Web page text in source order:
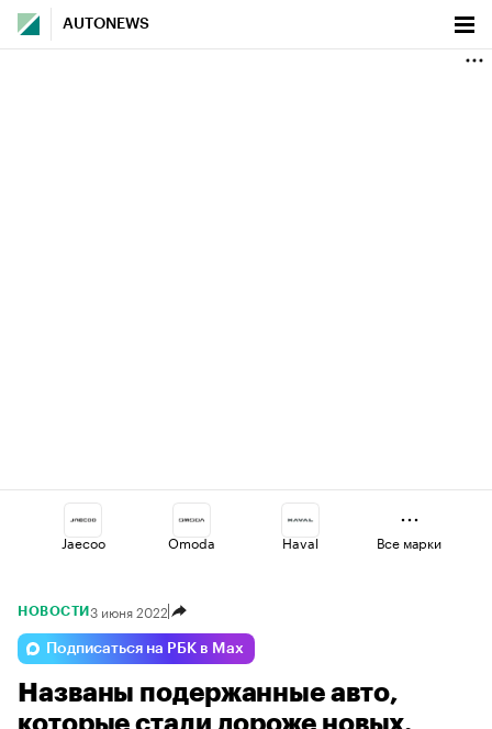
AUTONEWS
Jaecoo Omoda Haval
Voyah Changan
Esteo Lada Volga
Все марки
НОВОСТИ 3 июня 2022
Подписаться на РБК в Max
Названы подержанные авто,
которые стали дороже новых.